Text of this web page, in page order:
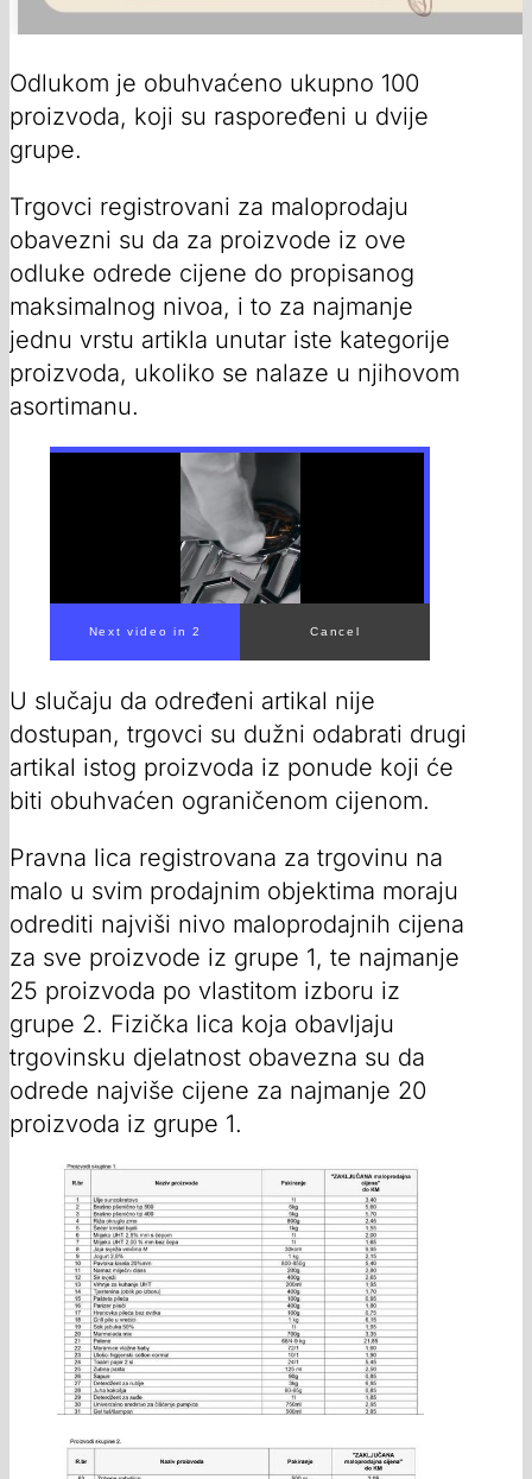
Odlukom je obuhvaćeno ukupno 100
proizvoda, koji su raspoređeni u dvije
grupe.
Trgovci registrovani za maloprodaju
obavezni su da za proizvode iz ove
odluke odrede cijene do propisanog
maksimalnog nivoa, i to za najmanje
jednu vrstu artikla unutar iste kategorije
proizvoda, ukoliko se nalaze u njihovom
asortimanu.
00:00/ 00:19
U slučaju da određeni artikal nije
dostupan, trgovci su dužni odabrati drugi
artikal istog proizvoda iz ponude koji će
biti obuhvaćen ograničenom cijenom.
Pravna lica registrovana za trgovinu na
malo u svim prodajnim objektima moraju
odrediti najviši nivo maloprodajnih cijena
za sve proizvode iz grupe 1, te najmanje
25 proizvoda po vlastitom izboru iz
grupe 2. Fizička lica koja obavljaju
trgovinsku djelatnost obavezna su da
odrede najviše cijene za najmanje 20
proizvoda iz grupe 1.